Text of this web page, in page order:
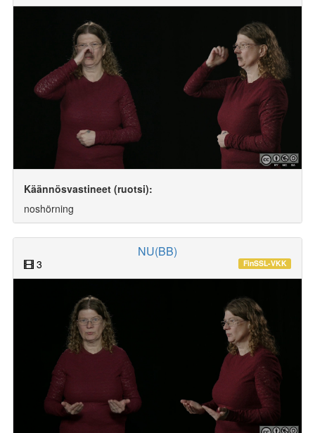
Käännösvastineet (ruotsi):
noshörning
NU(BB)
3 FinSSL-VKK